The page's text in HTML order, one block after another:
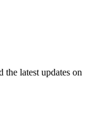
the latest updates on